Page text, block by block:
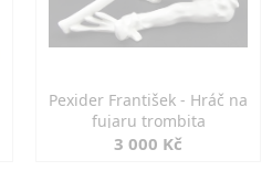
Pexider František - Hráč na
fujaru trombita
3 000 Kč